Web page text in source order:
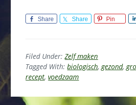
Share Share Pin
Filed Under:Zelf maken
Tagged With:biologisch,gezond,
recept,voedzaam